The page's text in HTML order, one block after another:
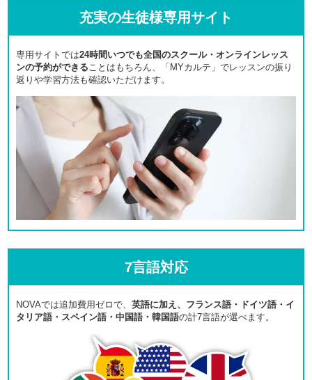
充実の生徒様専用サイト
専用サイトでは24時間いつでも全国のスクール・オンラインレッス
ンの予約ができることはもちろん、「MYカルテ」でレッスンの振り
返りや学習方法も確認いただけます。
7言語対応
NOVAでは追加費用ゼロで、 英語に加え、フランス語・ドイツ語・イ
タリア語・スペイン語・中国語・韓国語の計7言語が選べます。